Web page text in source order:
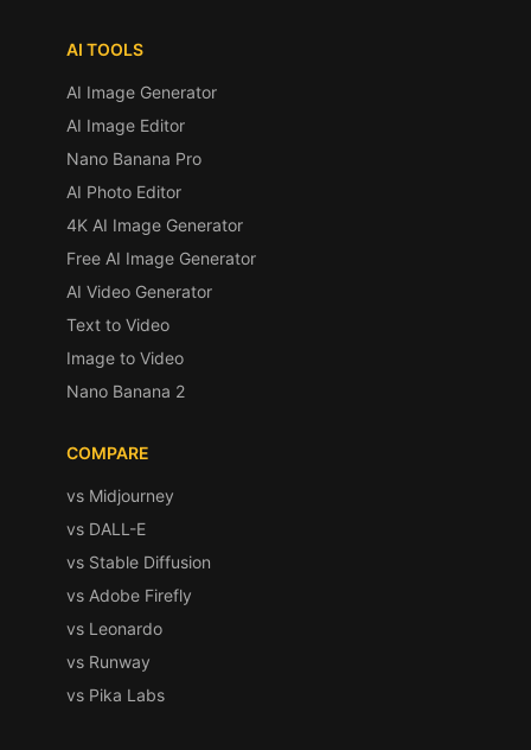
AI TOOLS
AI Image Generator
AI Image Editor
Nano Banana Pro
AI Photo Editor
4K AI Image Generator
Free AI Image Generator
AI Video Generator
Text to Video
Image to Video
Nano Banana 2
COMPARE
vs Midjourney
vs DALL-E
vs Stable Diffusion
vs Adobe Firefly
vs Leonardo
vs Runway
vs Pika Labs